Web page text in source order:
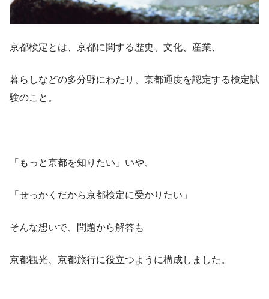
京都検定とは、京都に関する歴史、文化、産業、
暮らしなどの多分野にわたり、京都通度を認定する検定試
験のこと。
「もっと京都を知りたい」いや、
「せっかくだから京都検定に受かりたい」
そんな想いで、問題から解答も
京都観光、京都旅行に役立つように構成しました。